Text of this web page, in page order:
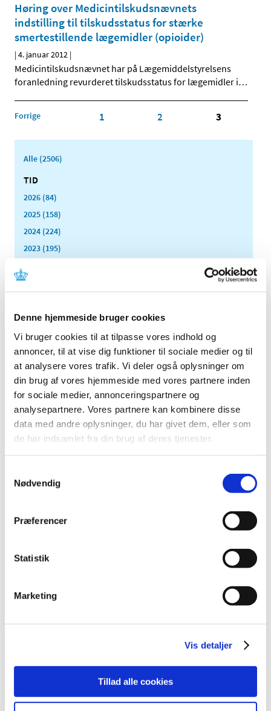
Denne hjemmeside bruger cookies
Vi bruger cookies til at tilpasse vores indhold og
annoncer, til at vise dig funktioner til sociale medier og til
at analysere vores trafik. Vi deler også oplysninger om
din brug af vores hjemmeside med vores partnere inden
for sociale medier, annonceringspartnere og
analysepartnere. Vores partnere kan kombinere disse
data med andre oplysninger, du har givet dem, eller som
de har indsamlet fra din brug af deres tjenester.
Nødvendig
Præferencer
Statistik
Marketing
Vis detaljer
Tillad alle cookies
Høring over Medicintilskudsnævnets
indstilling til tilskudsstatus for stærke
smertestillende lægemidler (opioider)
|4. januar 2012 |
Medicintilskudsnævnet har på Lægemiddelstyrelsens
foranledning revurderet tilskudsstatus for lægemidler i…
Forrige 1 2 3
Alle (2506)
TID
2026 (84)
2025 (158)
2024 (224)
2023 (195)
2021 (516)
2019 (159)
2018 (150)
2017 (167)
2016 (167)
2015 (33)
2014 (44)
2013 (49)
2012 (44)
oktober (4)
maj (1)
marts (3)
januar (6)